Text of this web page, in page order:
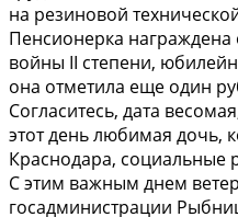
на резиновой
Пенсионерка
войны II степени,
она отметила еще один
Согласитесь, дата
этот день любимая дочь,
Краснодара,
С этим важным днем
госадминистрации